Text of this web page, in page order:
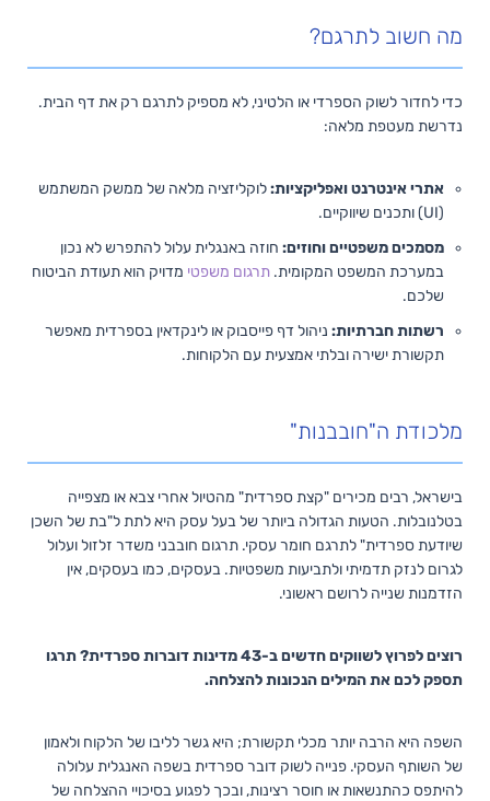
מה חשוב לתרגם?
כדי לחדור לשוק הספרדי או הלטיני, לא מספיק לתרגם רק את דף הבית.
נדרשת מעטפת מלאה:
אתרי אינטרנט ואפליקציות:לוקליזציה מלאה של ממשק המשתמש
(UI) ותכנים שיווקיים.
מסמכים משפטיים וחוזים: חוזה באנגלית עלול להתפרש לא נכון
במערכת המשפט המקומית. תרגום משפטי מדויק הוא תעודת הביטוח
שלכם.
רשתות חברתיות: ניהול דף פייסבוק או לינקדאין בספרדית מאפשר
תקשורת ישירה ובלתי אמצעית עם הלקוחות.
מלכודת ה"חובבנות"
בישראל, רבים מכירים "קצת ספרדית" מהטיול אחרי צבא או מצפייה
בטלנובלות. הטעות הגדולה ביותר של בעל עסק היא לתת ל"בת של השכן
שיודעת ספרדית" לתרגם חומר עסקי. תרגום חובבני משדר זלזול ועלול
לגרום לנזק תדמיתי ולתביעות משפטיות. בעסקים, כמו בעסקים, אין
הזדמנות שנייה לרושם ראשוני.
רוצים לפרוץ לשווקים חדשים ב-43 מדינות דוברות ספרדית? תרגו
תספק לכם את המילים הנכונות להצלחה.
השפה היא הרבה יותר מכלי תקשורת; היא גשר לליבו של הלקוח ולאמון
של השותף העסקי. פנייה לשוק דובר ספרדית בשפה האנגלית עלולה
להיתפס כהתנשאות או חוסר רצינות, ובכך לפגוע בסיכויי ההצלחה של